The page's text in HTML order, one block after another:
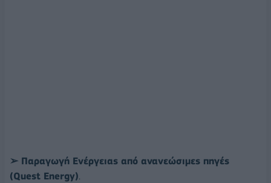
➢ Παραγωγή Ενέργειας από ανανεώσιμες πηγές
(Quest Energy).